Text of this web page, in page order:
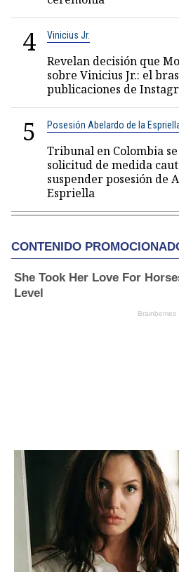
4 Vinicius Jr.
Revelan decisión que
sobre Vinicius Jr.: el
publicaciones de
5 Posesión Abelardo de la
Tribunal en Colombia
solicitud de medida
suspender posesión de
Espriella